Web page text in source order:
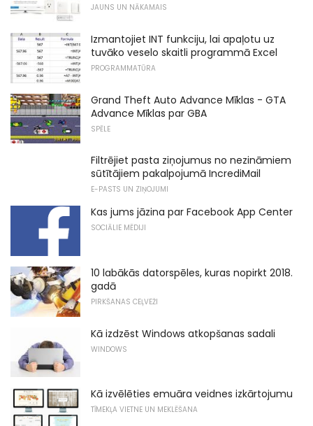
JAUNS UN NĀKAMAIS
Izmantojiet INT funkciju, lai apaļotu uz
tuvāko veselo skaitli programmā Excel
PROGRAMMATŪRA
Grand Theft Auto Advance Mīklas - GTA
Advance Mīklas par GBA
SPĒLE
Filtrējiet pasta ziņojumus no nezināmiem
sūtītājiem pakalpojumā IncrediMail
E-PASTS UN ZIŅOJUMI
Kas jums jāzina par Facebook App Center
SOCIĀLIE MĒDIJI
10 labākās datorspēles, kuras nopirkt 2018.
gadā
PIRKŠANAS CEĻVEŽI
Kā izdzēst Windows atkopšanas sadali
WINDOWS
Kā izvēlēties emuāra veidnes izkārtojumu
TĪMEKĻA VIETNE UN MEKLĒŠANA